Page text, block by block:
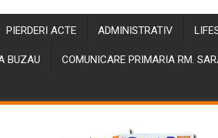
PIERDERI ACTE ADMINISTRATIV
BUZAU COMUNICARE PRIMARIA RM.